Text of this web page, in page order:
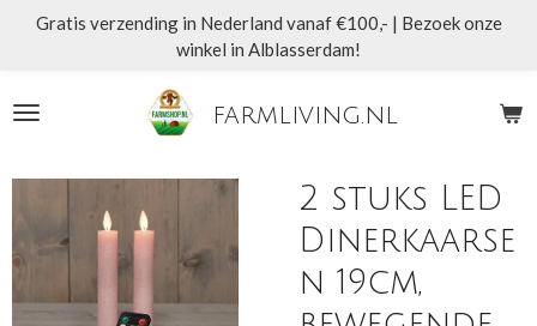
de
farmliving.nl
Gratis verzending in Nederland vanaf €100,- | Bezoek onze
winkel in Alblasserdam!
2 stuks LED
Dinerkaarse
n 19cm,